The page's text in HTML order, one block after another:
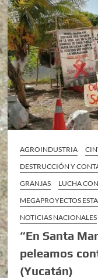
AGROINDUSTRIA
DESTRUCCIÓN Y
GRANJAS
LUCHA
MEGAPROYECTOS
NOTICIAS NACIONALES
“En Santa
peleamos
(Yucatán)